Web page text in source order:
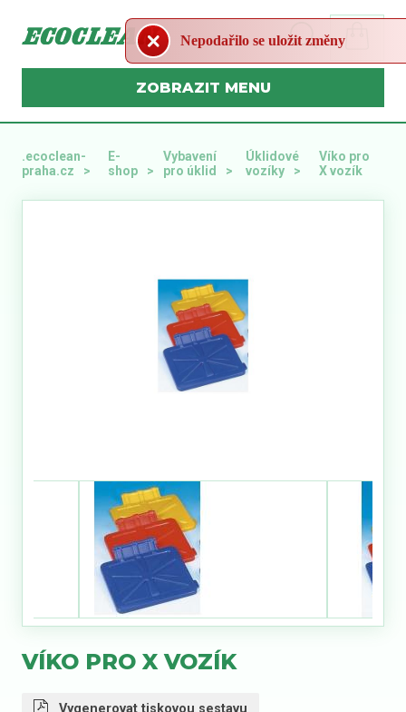
MENU
.ecoclean-
praha.cz
E-
shop
Vybavení
pro úklid
Úklidové
vozíky
Víko pro
X vozík
VÍKO PRO X VOZÍK
Vygenerovat tiskovou sestavu
Nepodařilo se uložit změny